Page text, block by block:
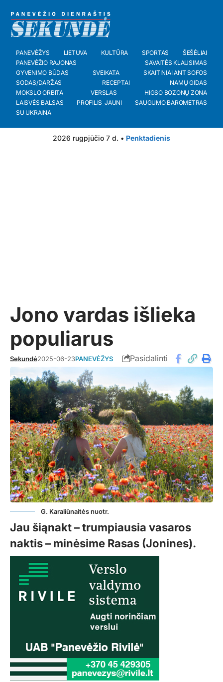
PANEVĖŽYS LIETUVA KULTŪRA SPORTAS
ŠEŠĖLIAI
PANEVĖŽIO RAJONAS
SAVAITĖS KLAUSIMAS
GYVENIMO BŪDAS
SVEIKATA
SKAITINIAI ANT SOFOS
SODAS/DARŽAS
RECEPTAI
NAMŲ GIDAS
MOKSLO ORBITA
VERSLAS
HIGSO BOZONŲ ZONA
LAISVĖS BALSAS
PROFILIS_JAUNI
SAUGUMO BAROMETRAS
SU UKRAINA
2026 rugpjūčio 7 d. • Penktadienis
Jono vardas išlieka
populiarus
Sekundė2025-06-23PANEVĖŽYS Pasidalinti
G. Karaliūnaitės nuotr.
Jau šiąnakt – trumpiausia vasaros
naktis – minėsime Rasas (Jonines).